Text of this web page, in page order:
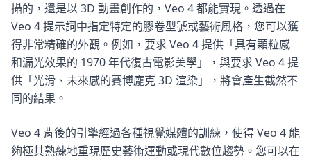
攝的，還是以 3D 動畫創作的，Veo 4 都能實現。透過在
Veo 4 提示詞中指定特定的膠卷型號或藝術風格，您可以獲
得非常精確的外觀。例如，要求 Veo 4 提供「具有顆粒感
和漏光效果的 1970 年代復古電影美學」，與要求 Veo 4 提
供「光滑、未來感的賽博龐克 3D 渲染」，將會產生截然不
同的結果。
Veo 4 背後的引擎經過各種視覺媒體的訓練，使得 Veo 4 能
夠極其熟練地重現歷史藝術運動或現代數位趨勢。您可以在